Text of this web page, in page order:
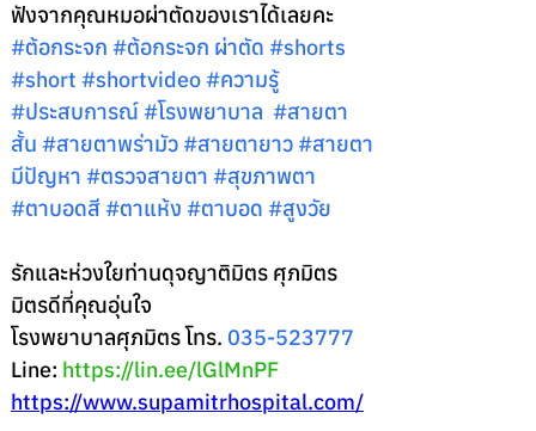
ฟังจากคุณหมอผ่าตัดของเราได้เลยคะ
#ต้อกระจก #ต้อกระจก ผ่าตัด #shorts
#short #shortvideo#ความรู้
#ประสบการณ#โรงพยาบาล #สายตา
สั้น #สายตาพร่ามัว #สายตายาว#สายตา
มีปัญหา #ตรวจสายตา #สุขภาพตา
#ตาบอดส#ตาแห้ง #ตาบอด #สูงวัย
รักและห่วงใยท่านดุจญาติมิตร ศุภมิตร
มิตรดีที่คุณอุ่นใจ
โรงพยาบาลศุภมิตร โทร. 035-523777
Line: https://lin.ee/lGlMnPF
https://www.supamitrhospital.com/